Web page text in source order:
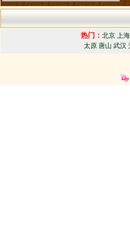
热门： 北京 上海
太原 唐山 武汉